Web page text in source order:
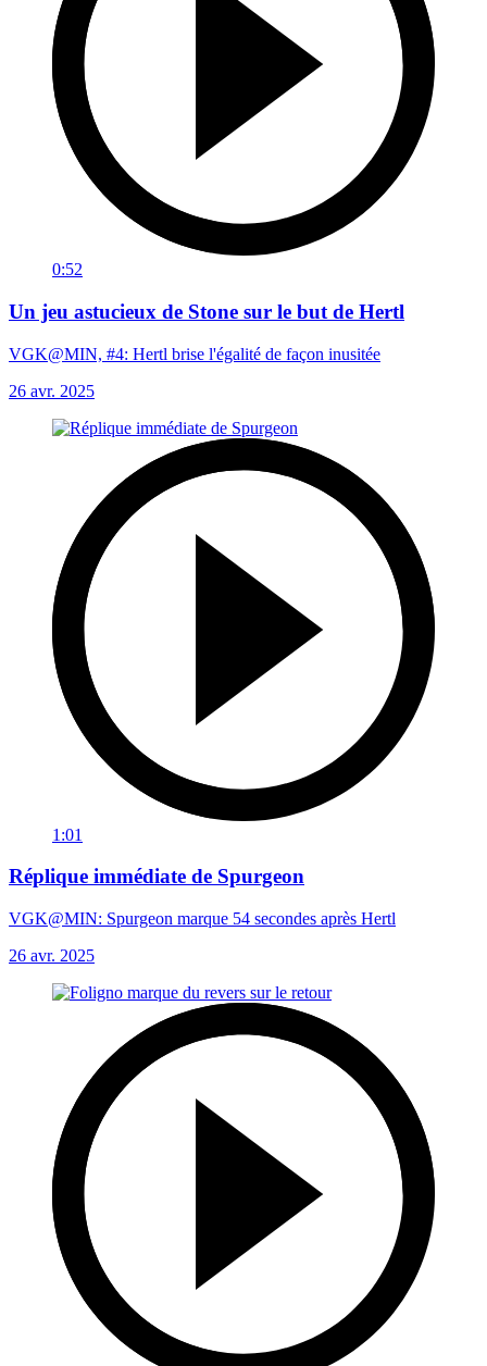
0:52
Un jeu astucieux de Stone sur le but de Hertl
VGK@MIN, #4: Hertl brise l'égalité de façon inusitée
26 avr. 2025
1:01
Réplique immédiate de Spurgeon
VGK@MIN: Spurgeon marque 54 secondes après Hertl
26 avr. 2025